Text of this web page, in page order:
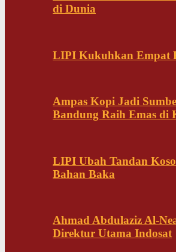
di Dunia
LIPI Kukuhkan Empat
Ampas Kopi Jadi
Bandung Raih Emas di
LIPI Ubah Tandan
Bahan Baka
Ahmad Abdulaziz Al-
Direktur Utama Indosat